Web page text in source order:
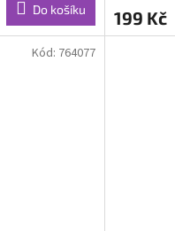
Do košíku 199 Kč
Kód: 764077